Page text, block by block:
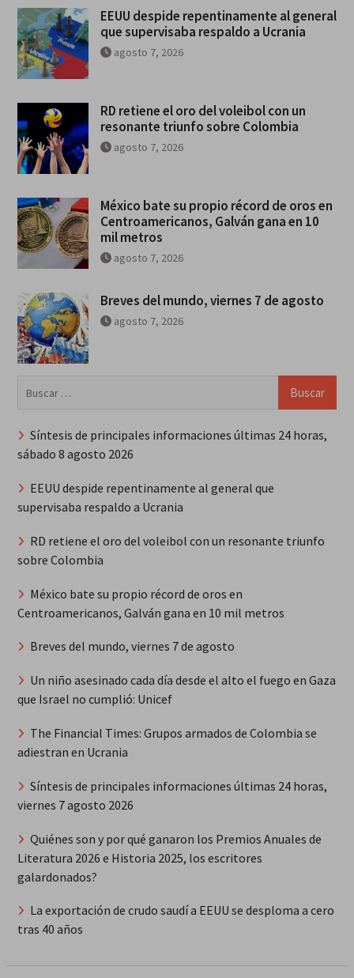
EEUU despide repentinamente al general
que supervisaba respaldo a Ucrania
agosto 7, 2026
RD retiene el oro del voleibol con un
resonante triunfo sobre Colombia
agosto 7, 2026
México bate su propio récord de oros en
Centroamericanos, Galván gana en 10
mil metros
agosto 7, 2026
Breves del mundo, viernes 7 de agosto
agosto 7, 2026
Síntesis de principales informaciones últimas 24 horas,
sábado 8 agosto 2026
EEUU despide repentinamente al general que
supervisaba respaldo a Ucrania
RD retiene el oro del voleibol con un resonante triunfo
sobre Colombia
México bate su propio récord de oros en
Centroamericanos, Galván gana en 10 mil metros
Breves del mundo, viernes 7 de agosto
Un niño asesinado cada día desde el alto el fuego en Gaza
que Israel no cumplió: Unicef
The Financial Times: Grupos armados de Colombia se
adiestran en Ucrania
Síntesis de principales informaciones últimas 24 horas,
viernes 7 agosto 2026
Quiénes son y por qué ganaron los Premios Anuales de
Literatura 2026 e Historia 2025, los escritores
galardonados?
La exportación de crudo saudí a EEUU se desploma a cero
tras 40 años